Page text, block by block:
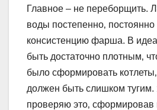
Главное – не переборщить.
воды постепенно‚
консистенцию фарша. В
быть достаточно плотным‚
было сформировать
должен быть слишком тугим.
проверяю это‚